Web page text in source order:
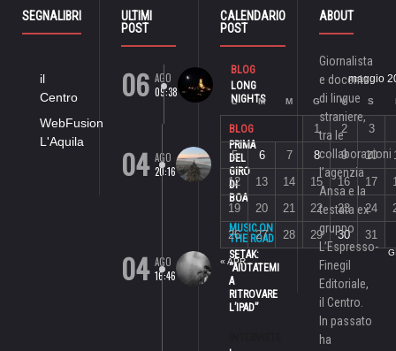
SEGNALIBRI
il
Centro
WebFusion
L'Aquila
ULTIMI
POST
06 AGO
09:38
BLOG
LONG
NIGHTS
04 AGO
20:16
BLOG
PRIMA
DEL
GIRO
DI
BOA
04 AGO
16:46
MUSIC ON
THE ROAD
SETAK:
“AIUTATEMI
A
RITROVARE
L’IPAD”
CALENDARIO
POST
maggio
L M M G V S
« APR
1 2 3
5
6 7 8 9 10
12
13 14 15 16 17
19
20 21 22 23 24
26
27 28 29 30 31
ABOUT
Giornalista
e docente
di lingue
straniere,
tra le
collaborazioni
l’agenzia
Ansa e la
testata ex
gruppo
L’Espresso-
Finegil
Editoriale,
il Centro.
In passato
ha